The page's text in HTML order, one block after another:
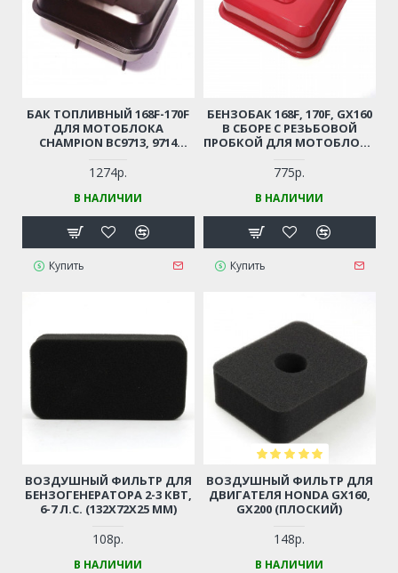
БАК ТОПЛИВНЫЙ 168F-170F
ДЛЯ МОТОБЛОКА
CHAMPION BC9713, 9714
РЕЗЬБОЙ ) ПОДХОДИТ ДЛЯ
МОТОПОМПЫ /
ВИБРОПЛИТЫ И ПР. 6-7 Л.С.
1274р.
В НАЛИЧИИ
Купить
БЕНЗОБАК 168F, 170F, GX160
В СБОРЕ С РЕЗЬБОВОЙ
ПРОБКОЙ ДЛЯ МОТОБЛОКА
МОТОПОМПЫ 6-7 Л.С.
КРАСНЫЙ
775р.
В НАЛИЧИИ
Купить
ВОЗДУШНЫЙ ФИЛЬТР ДЛЯ
БЕНЗОГЕНЕРАТОРА 2-3 КВТ,
6-7 Л.С. (132Х72Х25 ММ)
108р.
В НАЛИЧИИ
ВОЗДУШНЫЙ ФИЛЬТР ДЛЯ
ДВИГАТЕЛЯ HONDA GX160,
GX200 (ПЛОСКИЙ)
148р.
В НАЛИЧИИ